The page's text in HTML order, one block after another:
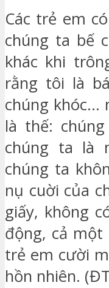
Các trẻ em
chúng ta bế
khác khi
rằng tôi là
chúng khóc…
là thế:
chúng ta là
chúng ta
nụ cuời của
giấy, không
động, cả
trẻ em cười
hồn nhiên.